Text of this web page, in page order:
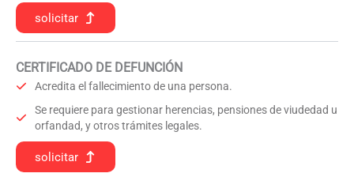
solicitar
CERTIFICADO DE DEFUNCIÓN
Acredita el fallecimiento de una persona.
Se requiere para gestionar herencias, pensiones de viudedad u
orfandad, y otros trámites legales.
solicitar